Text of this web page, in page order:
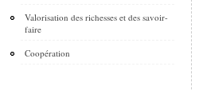
Valorisation des richesses et des savoir-
faire
Coopération